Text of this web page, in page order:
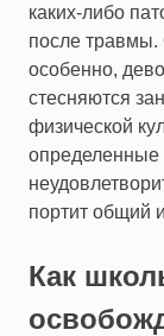
каких-либо
после травмы.
особенно,
стесняются
физической
определенные
портит общий
Как